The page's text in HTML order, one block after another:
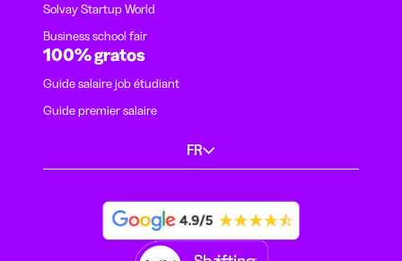
Solvay Startup World
Business school fair
100% gratos
Guide salaire job étudiant
Guide premier salaire
FR